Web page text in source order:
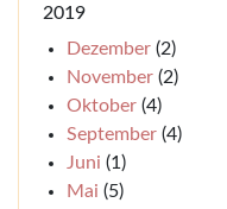
2019
Dezember (2)
November (2)
Oktober (4)
September (4)
Juni (1)
Mai (5)